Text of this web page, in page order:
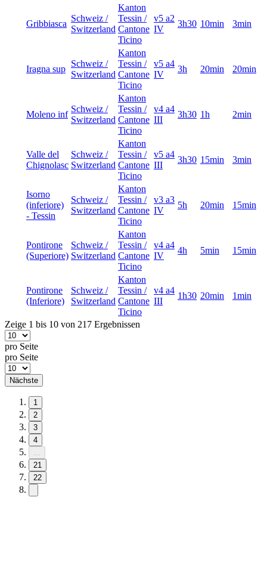
Gribbiasca
Schweiz /
Switzerland
Kanton
Tessin /
Cantone
Ticino
v5 a2
IV
3h30 10min 3min
Iragna sup
Schweiz /
Switzerland
Kanton
Tessin /
Cantone
Ticino
v5 a4
IV
3h 20min 20min
Moleno inf
Schweiz /
Switzerland
Kanton
Tessin /
Cantone
Ticino
v4 a4
III
3h30 1h 2min
Valle del
Chignolasc
Schweiz /
Switzerland
Kanton
Tessin /
Cantone
Ticino
v5 a4
III
3h30 15min 3min
Isorno
(inferiore)
- Tessin
Schweiz /
Switzerland
Kanton
Tessin /
Cantone
Ticino
v3 a3
IV
5h 20min 15min
Pontirone
(Superiore)
Schweiz /
Switzerland
Kanton
Tessin /
Cantone
Ticino
v4 a4
IV
4h 5min 15min
Pontirone
(Inferiore)
Schweiz /
Switzerland
Kanton
Tessin /
Cantone
Ticino
v4 a4
III
1h30 20min 1min
Zeige 1 bis 10 von 217 Ergebnissen
pro Seite
pro Seite
Nächste
1
2
3
4
...
21
22